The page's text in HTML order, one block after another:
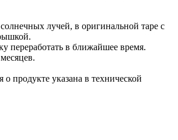
лучей, в оригинальной таре с
переработать в ближайшее время.
продукте указана в технической